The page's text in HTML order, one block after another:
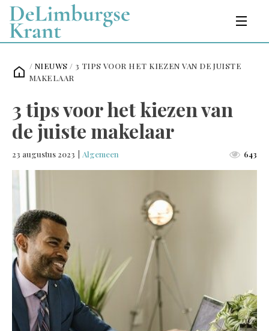
/ NIEUWS / 3 TIPS VOOR HET KIEZEN VAN DE JUISTE
MAKELAAR
3 tips voor het kiezen van
de juiste makelaar
23 augustus 2023 Algemeen 643